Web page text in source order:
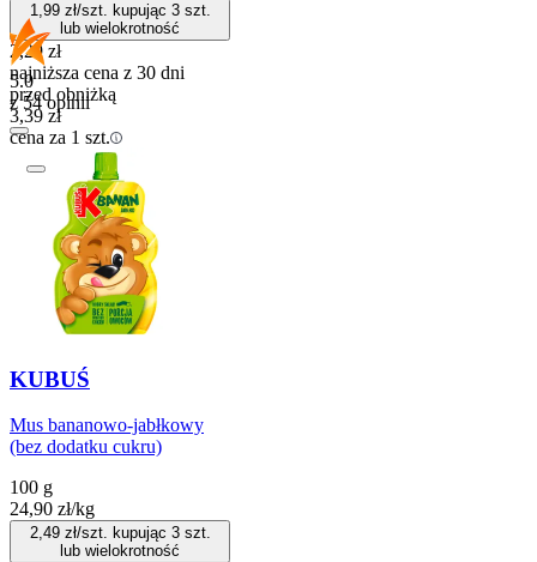
1,99zł/szt. kupując 3szt.
lub wielokrotność
2,29 zł
najniższa cena z 30 dni
przed obniżką
3,39 zł
cena za 1 szt.
Do koszyka
5.0
z 54 opinii
KUBUŚ
Mus bananowo-jabłkowy
(bez dodatku cukru)
100 g
24,90 zł/kg
2,49zł/szt. kupując 3szt.
lub wielokrotność